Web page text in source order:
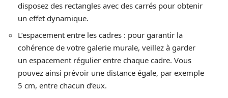
disposez des rectangles avec des carrés pour obtenir
un effet dynamique.
L’espacement entre les cadres : pour garantir la
cohérence de votre galerie murale, veillez à garder
un espacement régulier entre chaque cadre. Vous
pouvez ainsi prévoir une distance égale, par exemple
5 cm, entre chacun d’eux.